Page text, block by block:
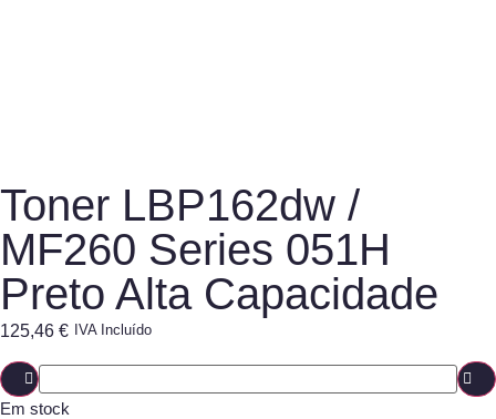
Toner LBP162dw /
MF260 Series 051H
Preto Alta Capacidade
125,46 € IVA Incluído
Em stock